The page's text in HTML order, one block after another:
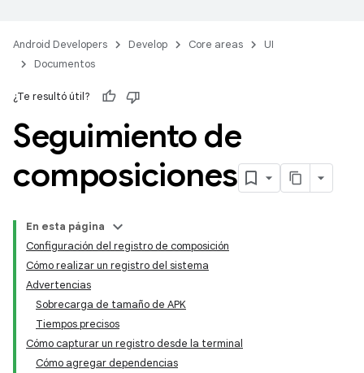
Android Developers Develop Core areas
UI
Documentos
¿Te resultó útil?
Seguimiento de
composiciones
En esta página
Configuración del registro de composición
Cómo realizar un registro del sistema
Advertencias
Sobrecarga de tamaño de APK
Tiempos precisos
Cómo capturar un registro desde la terminal
Cómo agregar dependencias